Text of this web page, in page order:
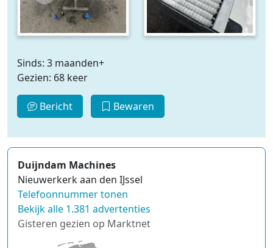
Sinds: 3 maanden+
Gezien: 68 keer
Bericht Bewaren
Duijndam Machines
Nieuwerkerk aan den IJssel
Telefoonnummer tonen
Bekijk alle 1.381 advertenties
Gisteren gezien op Marktnet